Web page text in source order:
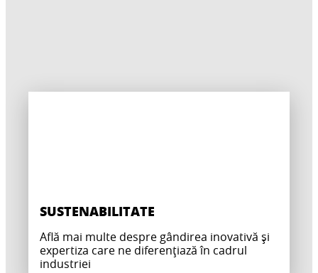
SUSTENABILITATE
Află mai multe despre gândirea inovativă și
expertiza care ne diferențiază în cadrul
industriei